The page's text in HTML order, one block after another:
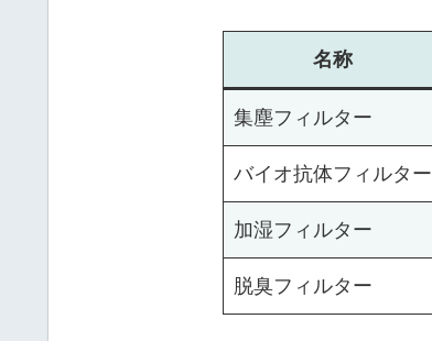
名称
集塵フィルター
バイオ抗体フィルター
加湿フィルター
脱臭フィルター